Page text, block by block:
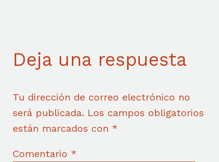
Deja una respuesta
Tu dirección de correo electrónico no
será publicada. Los campos obligatorios
están marcados con *
Comentario *